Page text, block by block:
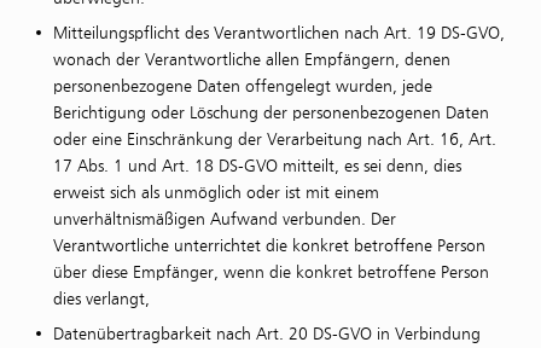
Mitteilungspflicht des Verantwortlichen nach Art. 19 DS-GVO,
wonach der Verantwortliche allen Empfängern, denen
personenbezogene Daten offengelegt wurden, jede
Berichtigung oder Löschung der personenbezogenen Daten
oder eine Einschränkung der Verarbeitung nach Art. 16, Art.
17 Abs. 1 und Art. 18 DS-GVO mitteilt, es sei denn, dies
erweist sich als unmöglich oder ist mit einem
unverhältnismäßigen Aufwand verbunden. Der
Verantwortliche unterrichtet die konkret betroffene Person
über diese Empfänger, wenn die konkret betroffene Person
dies verlangt,
Datenübertragbarkeit nach Art. 20 DS-GVO in Verbindung